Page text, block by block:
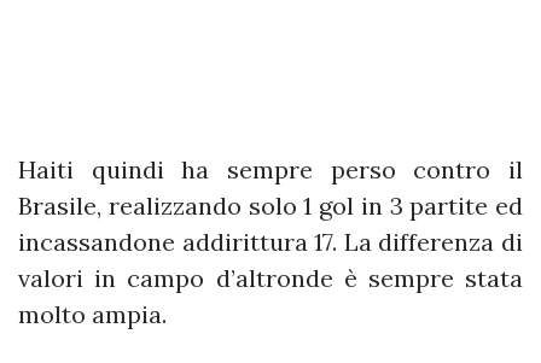
Haiti quindi ha sempre perso contro il
Brasile, realizzando solo 1 gol in 3 partite ed
incassandone addirittura 17. La differenza di
valori in campo d’altronde è sempre stata
molto ampia.